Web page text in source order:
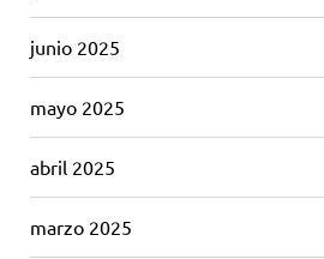
junio 2025
mayo 2025
abril 2025
marzo 2025